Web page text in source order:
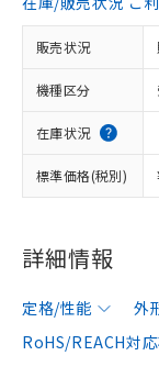
販売状況
機種区分
在庫状況
標準価格(税別)
詳細情報
定格/性能 外
RoHS/REACH対